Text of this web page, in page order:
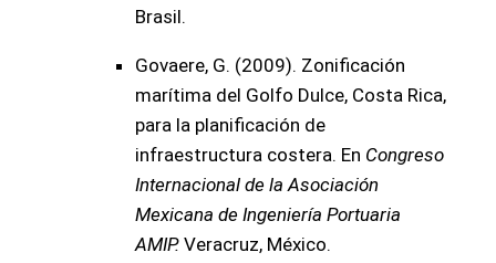
Brasil.
Govaere, G. (2009). Zonificación
marítima del Golfo Dulce, Costa Rica,
para la planificación de
infraestructura costera. En Congreso
Internacional de la Asociación
Mexicana de Ingeniería Portuaria
AMIP.Veracruz, México.